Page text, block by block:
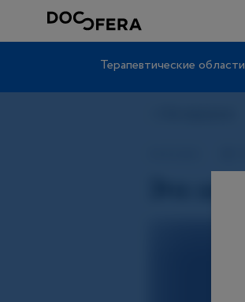
Терапевтические области